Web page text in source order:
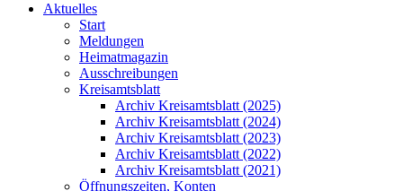
Aktuelles
Start
Meldungen
Heimatmagazin
Ausschreibungen
Kreisamtsblatt
Archiv Kreisamtsblatt (2025)
Archiv Kreisamtsblatt (2024)
Archiv Kreisamtsblatt (2023)
Archiv Kreisamtsblatt (2022)
Archiv Kreisamtsblatt (2021)
Öffnungszeiten, Konten